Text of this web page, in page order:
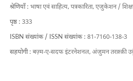
श्रेणियाँ : भाषा एवं साहित्य,पत्रकारिता,एजुकेशन /
पृष्ठ : 333
ISBN संख्यांक / ISSN संख्यांक : 81-7160-138-3
सहयोगी : बज़्म-ए-सदफ इंटरनेशनल,अंजुमन तरक़्क़ी